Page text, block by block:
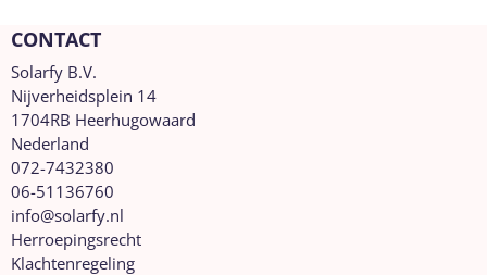
CONTACT
Solarfy B.V.
Nijverheidsplein 14
1704RB Heerhugowaard
Nederland
072-7432380
06-51136760
info@solarfy.nl
Herroepingsrecht
Klachtenregeling